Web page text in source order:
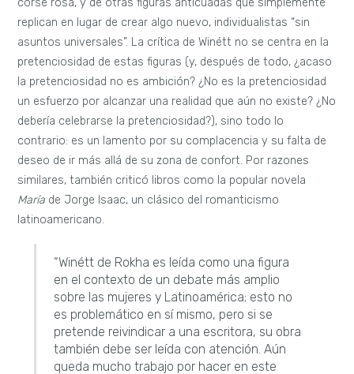
replican en lugar de crear algo nuevo, individualistas “sin
asuntos universales”. La crítica de Winétt no se centra en la
pretenciosidad de estas figuras (y, después de todo, ¿acaso
la pretenciosidad no es ambición? ¿No es la pretenciosidad
un esfuerzo por alcanzar una realidad que aún no existe? ¿No
debería celebrarse la pretenciosidad?), sino todo lo
contrario: es un lamento por su complacencia y su falta de
deseo de ir más allá de su zona de confort. Por razones
similares, también criticó libros como la popular novela
María de Jorge Isaac, un clásico del romanticismo
latinoamericano.
“Winétt de Rokha es leída como una figura
en el contexto de un debate más amplio
sobre las mujeres y Latinoamérica; esto no
es problemático en sí mismo, pero si se
pretende reivindicar a una escritora, su obra
también debe ser leída con atención. Aún
queda mucho trabajo por hacer en este